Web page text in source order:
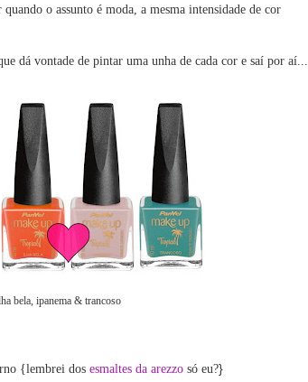
o assunto é moda, a mesma intensidade de cor
dá vontade de pintar uma unha de cada cor e saí por aí...
bela, ipanema& trancoso
{lembrei dos esmaltes da arezzo só eu?}